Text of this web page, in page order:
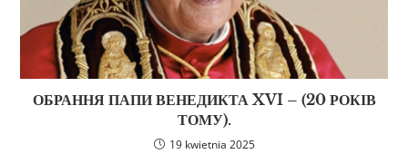
ОБРАННЯ ПАПИ ВЕНЕДИКТА XVI – (20 РОКІВ
ТОМУ).
19 kwietnia 2025